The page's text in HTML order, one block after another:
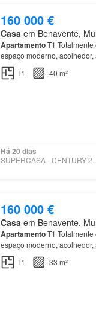
160 000 €
Casa em Benavente,
ApartamentoT1 Totalmente
espaço moderno,
atualmente Destaques:
T1 40 m²
Há 20 dias
SUPERCASA
160 000 €
Casa em Benavente,
ApartamentoT1 Totalmente
espaço moderno,
atualmente Destaques:
T1 33 m²